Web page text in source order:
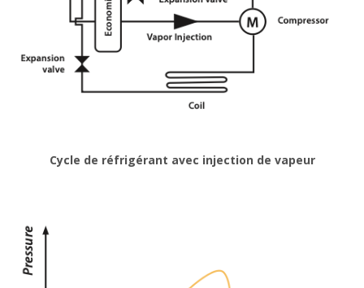
Cycle de réfrigérant avec injection de vapeur